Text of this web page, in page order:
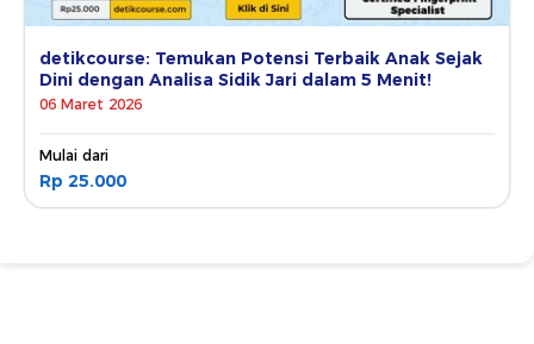
detikcourse: Temukan Potensi Terbaik Anak Sejak
Dini dengan Analisa Sidik Jari dalam 5 Menit!
06 Maret 2026
Mulai dari
Rp 25.000